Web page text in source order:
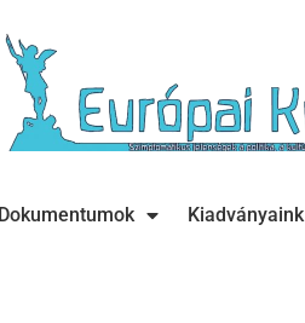
Dokumentumok Kiadványaink